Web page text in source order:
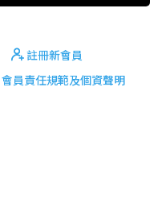
註冊新會員
會員責任規範及個資聲明